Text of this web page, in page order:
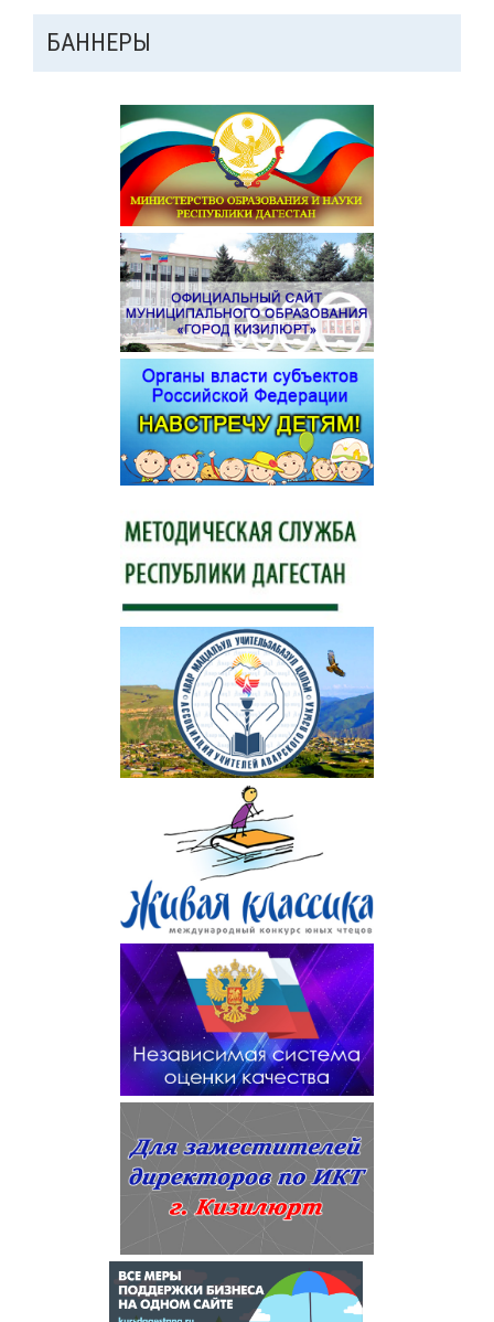
ДОПОЛНИТЕЛЬНАЯ
ПАНЕЛЬ
БАННЕРЫ